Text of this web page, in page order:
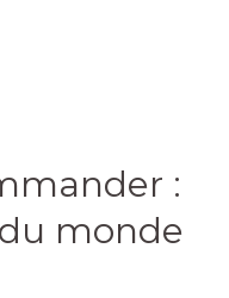
:
monde